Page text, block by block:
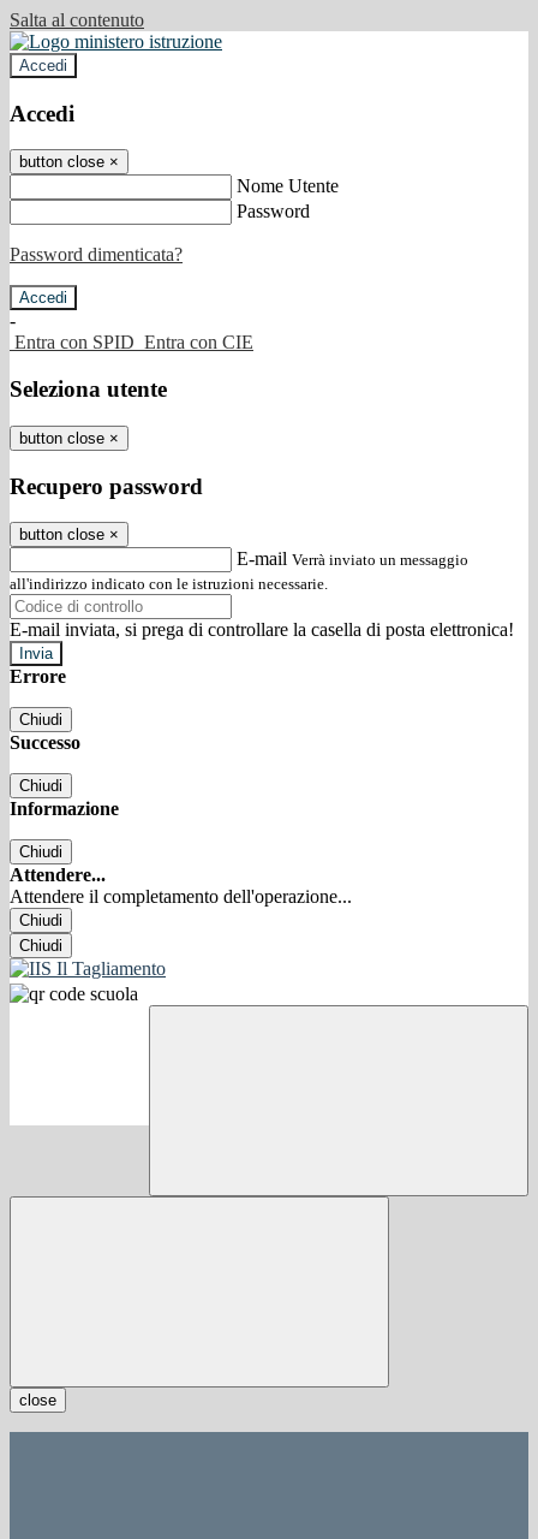
Salta al contenuto
Accedi
Accedi
button close ×
Nome Utente
Password
Password dimenticata?
-
Entra con SPID Entra con CIE
Seleziona utente
button close ×
Recupero password
button close ×
E-mail Verrà inviato un messaggio
all'indirizzo indicato con le istruzioni necessarie.
E-mail inviata, si prega di controllare la casella di posta elettronica!
Errore
Chiudi
Successo
Chiudi
Informazione
Chiudi
Attendere...
Attendere il completamento dell'operazione...
Chiudi
Chiudi
close